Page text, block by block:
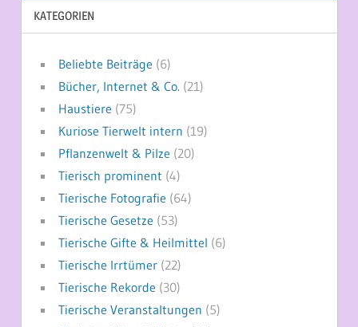
KATEGORIEN
Beliebte Beiträge (6)
Bücher, Internet & Co. (21)
Haustiere (75)
Kuriose Tierwelt intern (19)
Pflanzenwelt & Pilze (20)
Tierisch prominent (4)
Tierische Fotografie (64)
Tierische Gesetze (53)
Tierische Gifte & Heilmittel (6)
Tierische Irrtümer(22)
Tierische Rekorde (30)
Tierische Veranstaltungen (5)